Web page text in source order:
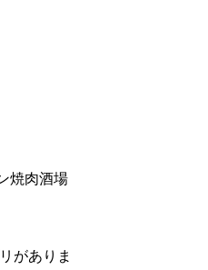
焼肉酒場
がありま